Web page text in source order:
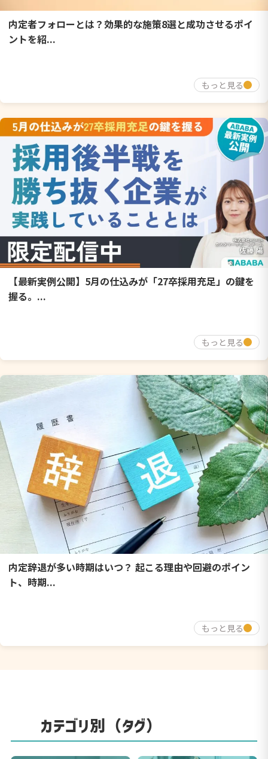
内定者フォローとは？効果的な施策8選と成功させるポイ
ントを紹...
もっと見る
【最新実例公開】5月の仕込みが「27卒採用充足」の鍵を
握る。...
もっと見る
内定辞退が多い時期はいつ？ 起こる理由や回避のポイン
ト、時期...
もっと見る
カテゴリ別（タグ）